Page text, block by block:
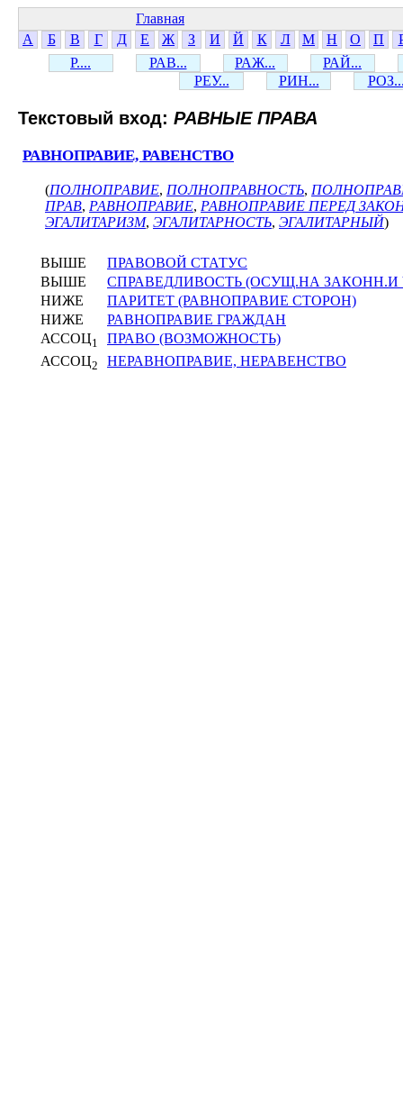
Главная
А
Б В Г Д Е Ж З И Й К Л М Н О П
Р....
РАВ... РАЖ...
РАЙ...
РЕУ...
РИН...
Текстовый вход: РАВНЫЕ ПРАВА
РАВНОПРАВИЕ, РАВЕНСТВО
(ПОЛНОПРАВИЕ, ПОЛНОПРАВНОСТЬ,
ПРАВ, РАВНОПРАВИЕ, РАВНОПРАВИЕ ПЕРЕД
ЭГАЛИТАРИЗМ, ЭГАЛИТАРНОСТЬ, ЭГАЛИТАРНЫЙ)
ВЫШЕ
ПРАВОВОЙ СТАТУС
ВЫШЕ
СПРАВЕДЛИВОСТЬ (ОСУЩ.НА ЗАКОНН.И
НИЖЕ
ПАРИТЕТ (РАВНОПРАВИЕ СТОРОН)
НИЖЕ
РАВНОПРАВИЕ ГРАЖДАН
АССОЦ1
ПРАВО (ВОЗМОЖНОСТЬ)
АССОЦ2 НЕРАВНОПРАВИЕ, НЕРАВЕНСТВО